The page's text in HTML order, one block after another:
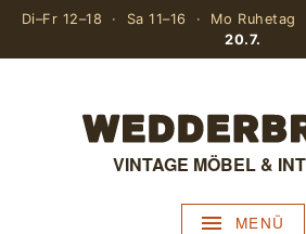
Di–Fr 12–18 · Sa 11–16 · Mo
20.7.
VINTAGE MÖBEL &
MENÜ